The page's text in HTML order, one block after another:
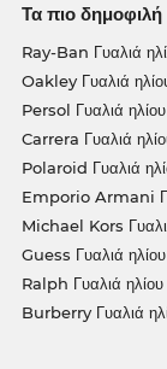
Τα πιο
Ray-Ban Γυαλιά
Oakley Γυαλιά
Persol Γυαλιά ηλίου
Carrera Γυαλιά
Polaroid Γυαλιά
Emporio Armani
Michael Kors
Guess Γυαλιά ηλίου
Ralph Γυαλιά ηλίου
Burberry Γυαλιά